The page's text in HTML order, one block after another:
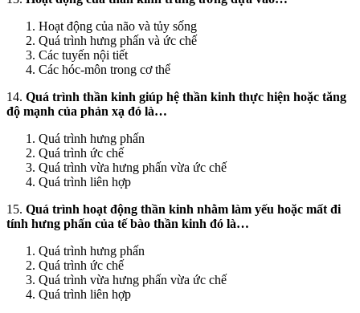
Hoạt động của não và tủy sống
Quá trình hưng phấn và ức chế
Các tuyến nội tiết
Các hóc-môn trong cơ thể
14. Quá trình thần kinh giúp hệ thần kinh thực hiện hoặc tăng
độ mạnh của phản xạ đó là…
Quá trình hưng phấn
Quá trình ức chế
Quá trình vừa hưng phấn vừa ức chế
Quá trình liên hợp
15. Quá trình hoạt động thần kinh nhằm làm yếu hoặc mất đi
tính hưng phấn của tế bào thần kinh đó là…
Quá trình hưng phấn
Quá trình ức chế
Quá trình vừa hưng phấn vừa ức chế
Quá trình liên hợp